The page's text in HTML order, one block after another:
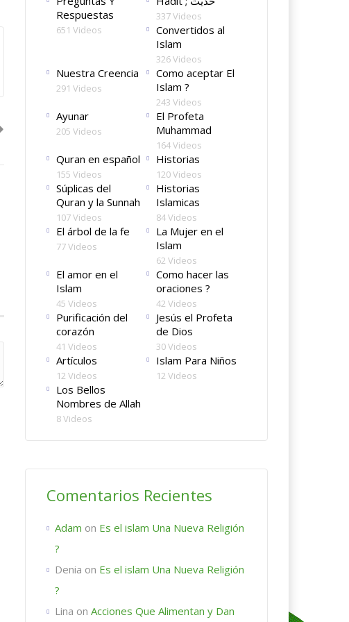
Respuestas
651 Videos
337 Videos
Convertidos al
Islam
326 Videos
Nuestra Creencia
291 Videos
Como aceptar El
Islam ?
243 Videos
Ayunar
205 Videos
El Profeta
Muhammad
164 Videos
Quran en español
155 Videos
Historias
120 Videos
Súplicas del
Quran y la Sunnah
107 Videos
Historias
Islamicas
84 Videos
El árbol de la fe
77 Videos
La Mujer en el
Islam
62 Videos
El amor en el
Islam
45 Videos
Como hacer las
oraciones ?
42 Videos
Purificación del
corazón
41 Videos
Jesús el Profeta
de Dios
30 Videos
Artículos
12 Videos
Islam Para Niños
12 Videos
Los Bellos
Nombres de Allah
8 Videos
Comentarios Recientes
Adam on Es el islam Una Nueva Religión
?
Denia on Es el islam Una Nueva Religión
?
Lina on Acciones Que Alimentan y Dan